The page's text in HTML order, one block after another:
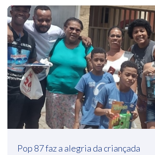
Pop 87 faz a alegria da criançada